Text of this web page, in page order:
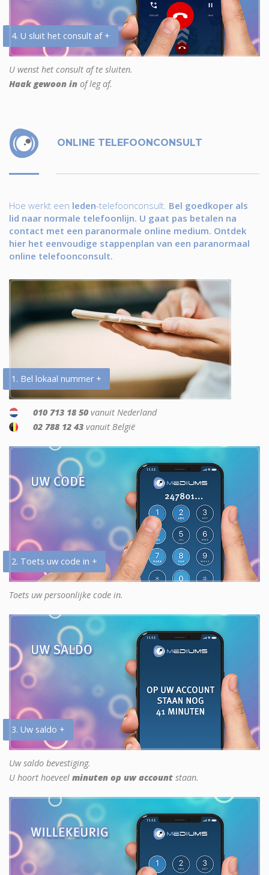
4. U sluit het consult af +
U wenst het consult af te sluiten.
Haak gewoon in of leg af.
ONLINE TELEFOONCONSULT
Hoe werkt een leden-telefoonconsult. Bel goedkoper als
lid naar normale telefoonlijn. U gaat pas betalen na
contact met een paranormale online medium. Ontdek
hier het eenvoudige stappenplan van een paranormaal
online telefoonconsult.
1. Bel lokaal nummer +
010 713 18 50 vanuit Nederland
02 788 12 43 vanuit België
2. Toets uw code in +
Toets uw persoonlijke code in.
3. Uw saldo +
Uw saldo bevestiging.
U hoort hoeveel minuten op uw account staan.